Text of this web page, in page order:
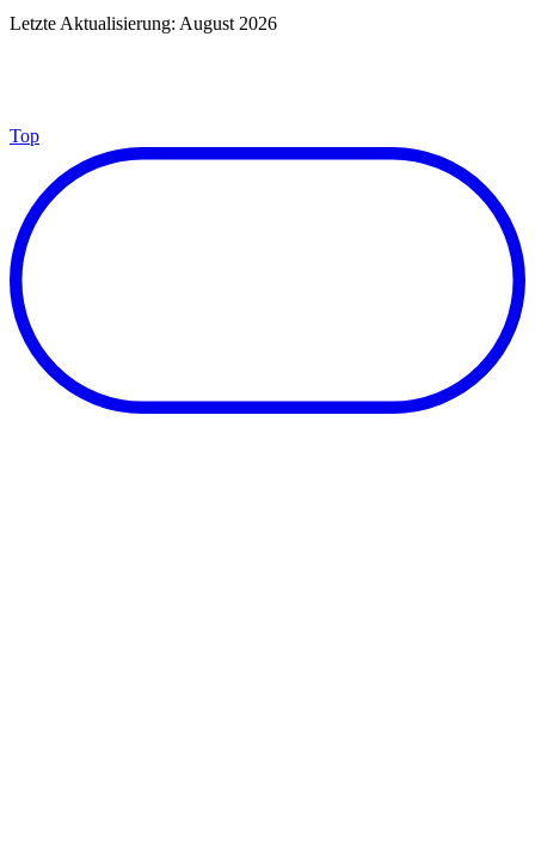
Letzte Aktualisierung: August 2026
Top